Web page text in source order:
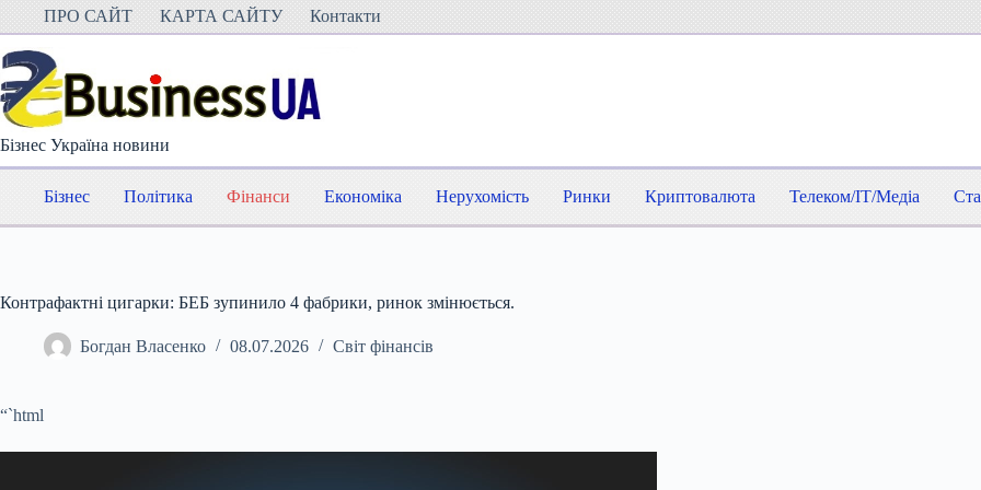
Перейти
вмісту
ПРО САЙТ КАРТА САЙТУ Контакти
Бізнес Україна новини
Бізнес Політика Фінанси Економіка Нерухомість Ринки Криптовалюта Телеком/IT/Медіа
Контрафактні цигарки: БЕБ зупинило 4 фабрики, ринок змінюється.
Богдан Власенко 08.07.2026 Світ фінансів
“`html